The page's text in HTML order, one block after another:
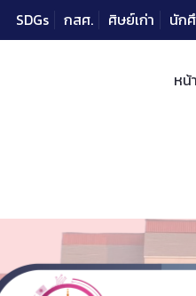
SDGs กสศ. ศิษย์เก่า นัก
หน้